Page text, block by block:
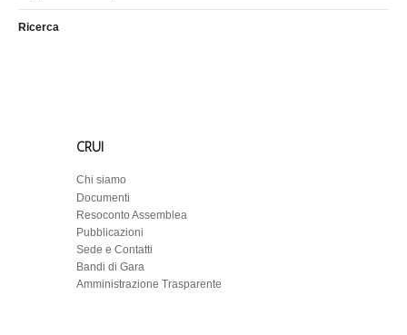
Ricerca
CRUI
Chi siamo
Documenti
Resoconto Assemblea
Pubblicazioni
Sede e Contatti
Bandi di Gara
Amministrazione Trasparente